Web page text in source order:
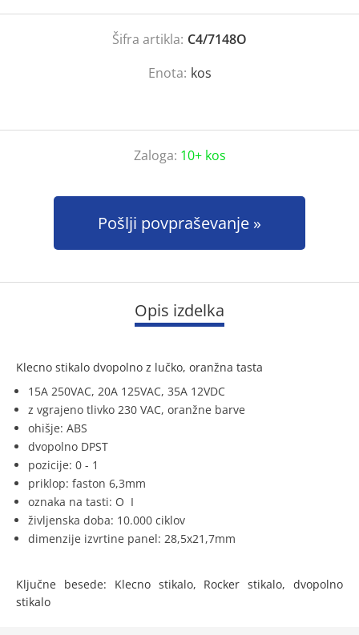
Šifra artikla: C4/7148O
Enota: kos
Zaloga: 10+ kos
Pošlji povpraševanje
Opis izdelka
Klecno stikalo dvopolno z lučko, oranžna tasta
15A 250VAC, 20A 125VAC, 35A 12VDC
z vgrajeno tlivko 230 VAC, oranžne barve
ohišje: ABS
dvopolno DPST
pozicije: 0 - 1
priklop: faston 6,3mm
oznaka na tasti: O I
življenska doba: 10.000 ciklov
dimenzije izvrtine panel: 28,5x21,7mm
Ključne besede: Klecno stikalo, Rocker stikalo, dvopolno
stikalo